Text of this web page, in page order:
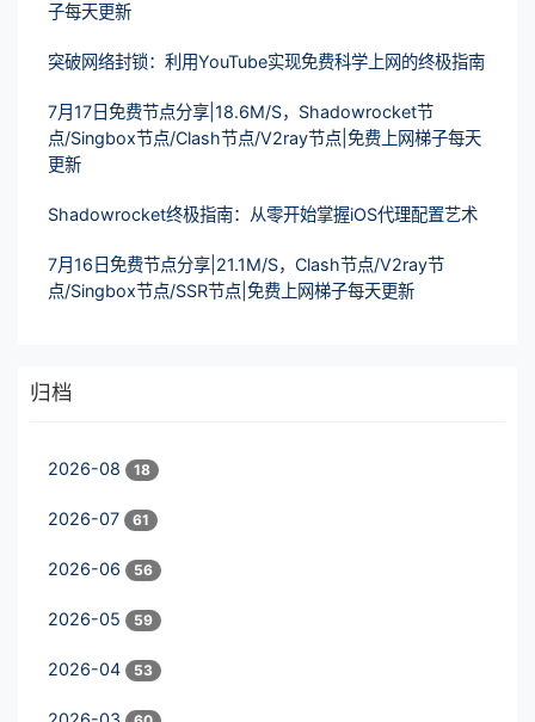
子每天更新
突破网络封锁：利用YouTube实现免费科学上网的终极指南
7月17日免费节点分享|18.6M/S，Shadowrocket节
点/Singbox节点/Clash节点/V2ray节点|免费上网梯子每天
更新
Shadowrocket终极指南：从零开始掌握iOS代理配置艺术
7月16日免费节点分享|21.1M/S，Clash节点/V2ray节
点/Singbox节点/SSR节点|免费上网梯子每天更新
归档
2026-08 18
2026-07 61
2026-06 56
2026-05 59
2026-04 53